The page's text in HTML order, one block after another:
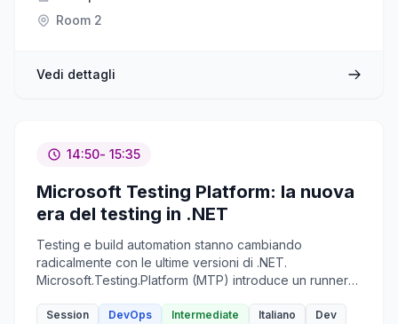
Room 2
Vedi dettagli
14:50- 15:35
Microsoft Testing Platform: la nuova
era del testing in .NET
Testing e build automation stanno cambiando
radicalmente con le ultime versioni di .NET.
Microsoft.Testing.Platform (MTP) introduce un runner
build system semplifica la creazione e la distribuzione
Session DevOps Intermediate Italiano
Dev